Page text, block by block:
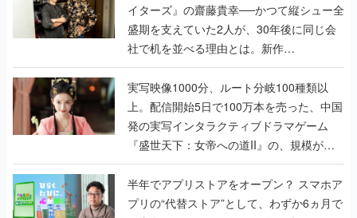
イターズ』の齋藤貴幸──かつて縦シュー全
盛期を支えていた2人が、30年後に同じ会
社で机を並べる理由とは。新作
『TATSUJIN EXTREME』で初タッグを組
んだレジェンド2人に訊く開発秘話
実写映像1000分、ルート分岐100種類以
上。配信開始5日で100万本を売った、中国
発の実写インタラクティブドラマゲーム
『盛世天下：女帝への道II』の、規模が違
うこだわりをプロデューサーに聞いた
半年でアプリストアをオープン？ スマホア
プリの“代替ストア”として、わずか6ヵ月で